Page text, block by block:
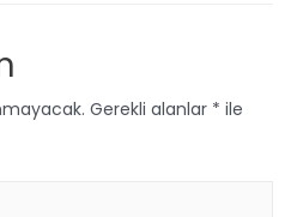
Gerekli alanlar * ile